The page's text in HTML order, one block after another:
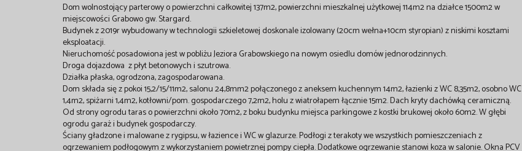
Dom wolnostojący parterowy o powierzchni całkowitej 137m2, powierzchni mieszkalnej użytkowej 114m2 na działce 1500m2 w
miejscowości Grabowo gw. Stargard.
Budynek z 2019r wybudowany w technologii szkieletowej doskonale izolowany (20cm wełna+10cm styropian) z niskimi kosztami
eksploatacji.
Nieruchomość posadowiona jest w pobliżu Jeziora Grabowskiego na nowym osiedlu domów jednorodzinnych.
Droga dojazdowa z płyt betonowych i szutrowa.
Działka płaska, ogrodzona, zagospodarowana.
Dom składa się z pokoi 15,2/15/11m2, salonu 24,8mm2 połączonego z aneksem kuchennym 14m2, łazienki z WC 8,35m2, osobno WC
1,4m2, spiżarni 1,4m2, kotłowni/pom. gospodarczego 7,2m2, holu z wiatrołapem łącznie 15m2. Dach kryty dachówką ceramiczną.
Od strony ogrodu taras o powierzchni około 70m2, z boku budynku miejsca parkingowe z kostki brukowej około 60m2. W głębi
ogrodu garaż i budynek gospodarczy.
Ściany gładzone i malowane z rygipsu, w łazience i WC w glazurze. Podłogi z terakoty we wszystkich pomieszczeniach z
ogrzewaniem podłogowym z wykorzystaniem powietrznej pompy ciepła. Dodatkowe ogrzewanie stanowi koza w salonie. Okna PCV